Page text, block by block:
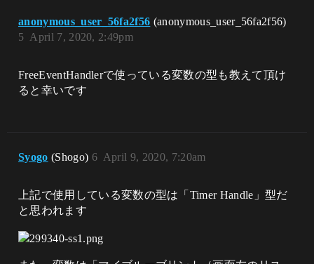
anonymous_user_56fa2f56 (anonymous_user_56fa2f56)
April 7, 2020, 2:49pm
5
FreeEventHandlerで使っている変数の型も教えて頂け
ると幸いです
Syogo (Shogo) April 9, 2020, 7:20am
6
上記で使用している変数の型は「Timer Handle」型だ
と思われます